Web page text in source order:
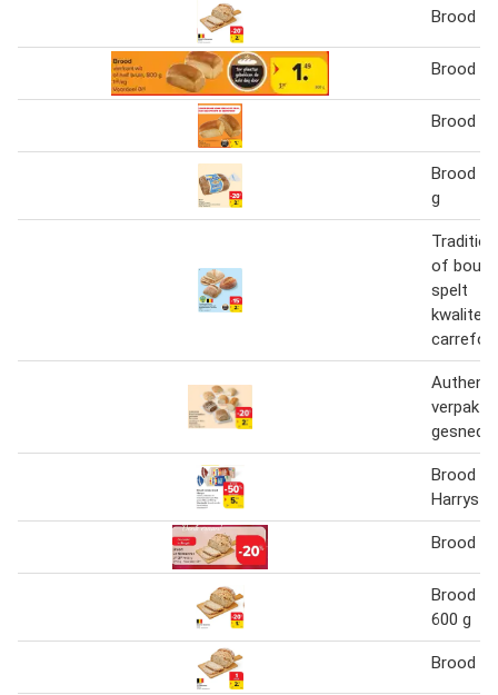
Brood
Brood
Brood
Brood
g
of
spelt
verpakt
Brood
Harrys
Brood
Brood
600 g
Brood